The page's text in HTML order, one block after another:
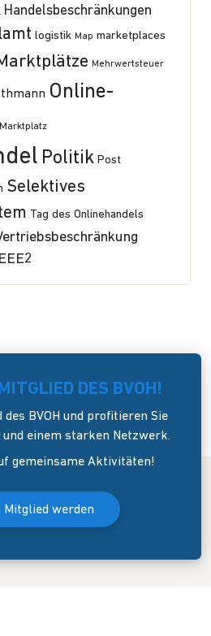
Handelsbeschränkungen
logistik Map marketplaces
Mehrwertsteuer
Online-
Politik Post
Selektives
Tag des Onlinehandels
DES BVOH!
des BVOH und profitieren Sie
einem starken Netzwerk.
gemeinsame Aktivitäten!
Mitglied werden